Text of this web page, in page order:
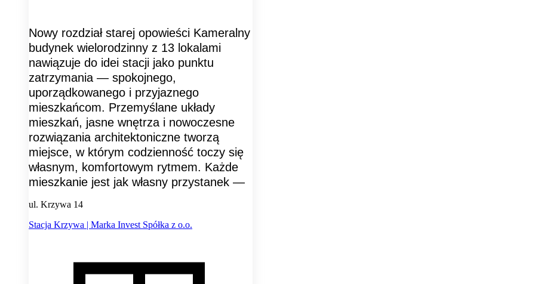
Nowy rozdział starej opowieści Kameralny
budynek wielorodzinny z 13 lokalami
nawiązuje do idei stacji jako punktu
zatrzymania — spokojnego,
uporządkowanego i przyjaznego
mieszkańcom. Przemyślane układy
mieszkań, jasne wnętrza i nowoczesne
rozwiązania architektoniczne tworzą
miejsce, w którym codzienność toczy się
własnym, komfortowym rytmem. Każde
mieszkanie jest jak własny przystanek —
ul. Krzywa 14
Stacja Krzywa | Marka Invest Spółka z o.o.